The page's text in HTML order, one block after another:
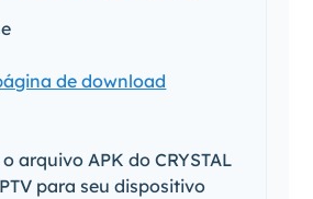
de download
arquivo APK do CRYSTAL
para seu dispositivo